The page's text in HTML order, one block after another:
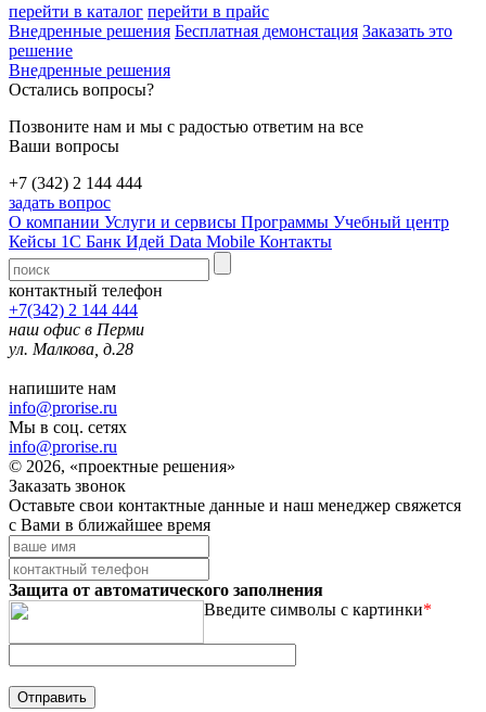
перейти в каталог перейти в прайс
Внедренные решения Бесплатная демонстация Заказать это
решение
Внедренные решения
Остались вопросы?
Позвоните нам и мы с радостью ответим на все
Ваши вопросы
+7 (342) 2 144 444
задать вопрос
О компании Услуги и сервисы Программы Учебный центр
Кейсы 1С Банк Идей Data Mobile Контакты
контактный телефон
+7(342) 2 144 444
наш офис в Перми
ул. Малкова, д.28
напишите нам
info@prorise.ru
Мы в соц. сетях
info@prorise.ru
© 2026, «проектные решения»
Заказать звонок
Оставьте свои контактные данные и наш менеджер свяжется
с Вами в ближайшее время
Защита от автоматического заполнения
Введите символы с картинки*